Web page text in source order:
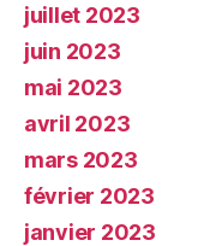
juillet 2023
juin 2023
mai 2023
avril 2023
mars 2023
février 2023
janvier 2023